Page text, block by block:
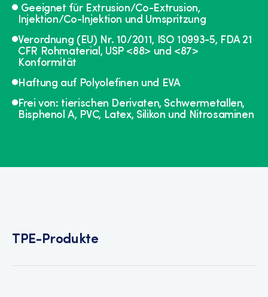
Geeignet für Extrusion/Co-Extrusion,
Injektion/Co-Injektion und Umspritzung
Verordnung (EU) Nr. 10/2011, ISO 10993-5, FDA 21
CFR Rohmaterial, USP <88> und <87>
Konformität
Haftung auf Polyolefinen und EVA
Frei von: tierischen Derivaten, Schwermetallen,
Bisphenol A, PVC, Latex, Silikon und Nitrosaminen
TPE-Produkte